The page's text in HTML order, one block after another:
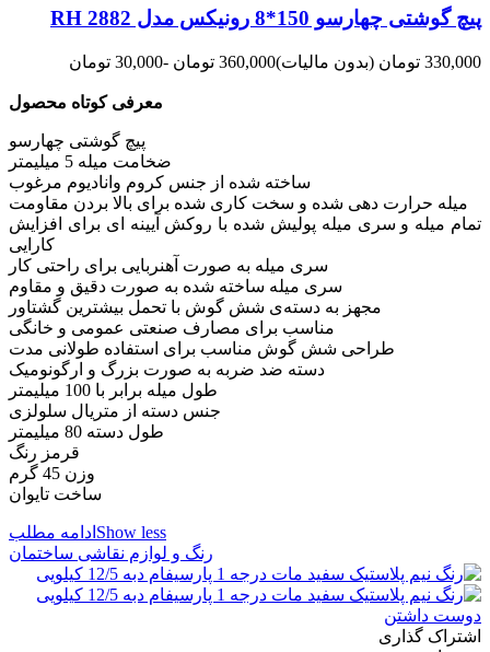
پیچ گوشتی چهارسو 150*8 رونیکس مدل RH 2882
330,000 تومان (بدون مالیات)360,000 تومان -30,000 تومان
معرفی کوتاه محصول
پیچ گوشتی چهارسو
ضخامت میله 5 میلیمتر
ساخته شده از جنس کروم وانادیوم مرغوب
میله حرارت دهی شده و سخت کاری شده برای بالا بردن مقاومت
تمام میله و سری میله پولیش شده با روکش آیینه ای برای افزایش
کارایی
سری میله به صورت آهنربایی برای راحتی کار
سری میله ساخته شده به صورت دقیق و مقاوم
مجهز به دسته‌ی شش گوش با تحمل بیشترین گشتاور
مناسب برای مصارف صنعتی عمومی و خانگی
طراحی شش گوش مناسب برای استفاده طولانی مدت
دسته‌ ضد ضربه به صورت بزرگ و ارگونومیک
طول میله برابر با 100 میلیمتر
جنس دسته از متریال سلولزی
طول دسته 80 میلیمتر
قرمز رنگ
وزن 45 گرم
ساخت تایوان
ادامه مطلب Show less
رنگ و لوازم نقاشی ساختمان
دوست داشتن
اشتراک گذاری